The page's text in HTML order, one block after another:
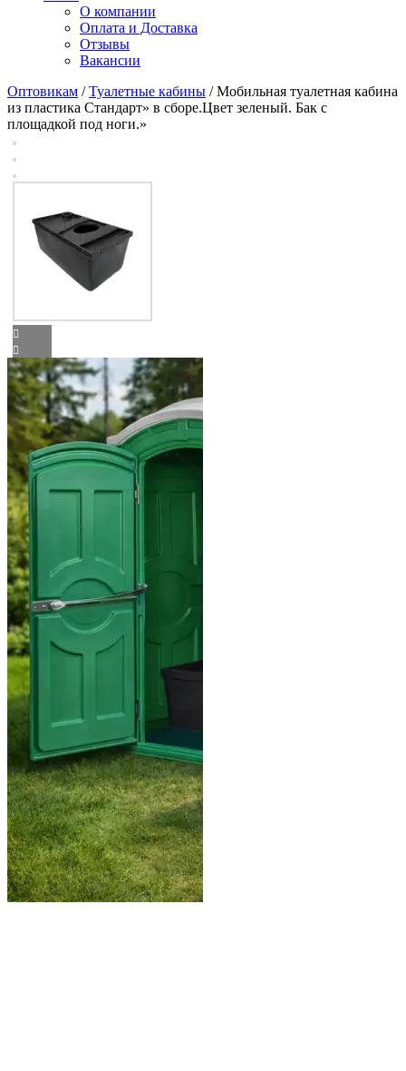
О компании
Оплата и Доставка
Отзывы
Вакансии
Оптовикам /Туалетные кабины / Мобильная туалетная кабина
из пластика Стандарт» в сборе.Цвет зеленый. Бак с
площадкой под ноги.»